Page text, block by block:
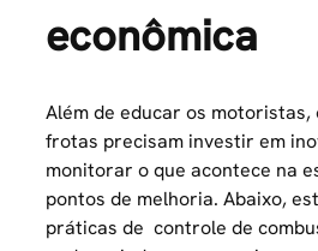
econômica
Além de educar os motoristas,
frotas precisam investir em
monitorar o que acontece na
pontos de melhoria. Abaixo,
práticas decontrole de